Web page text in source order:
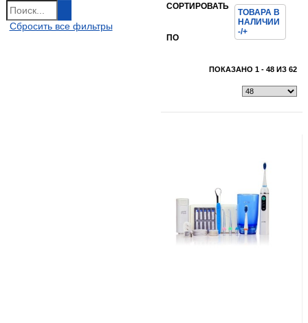
Сбросить все фильтры
СОРТИРОВАТЬ
ПО
ТОВАРА В
НАЛИЧИИ
-/+
ПОКАЗАНО 1 - 48 ИЗ 62